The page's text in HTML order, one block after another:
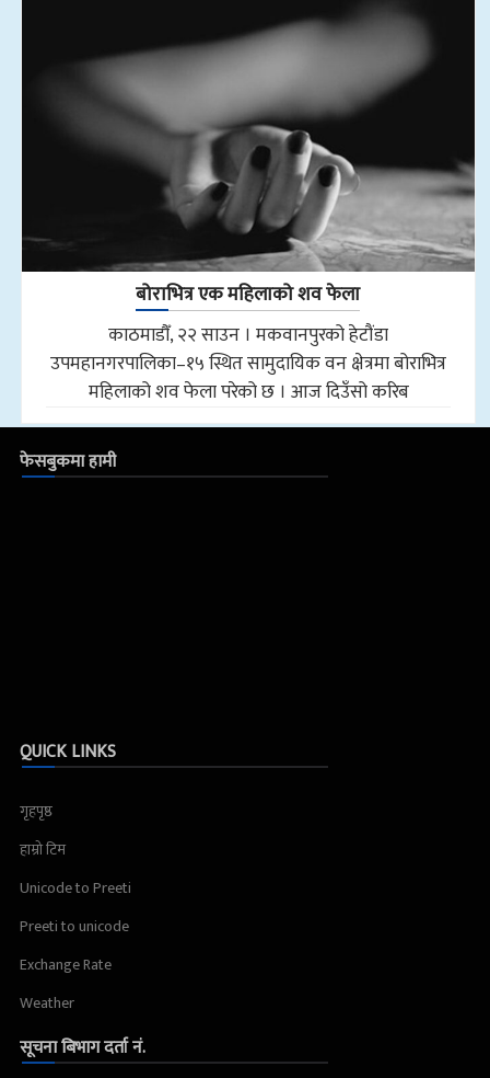
बोराभित्र एक महिलाको शव फेला
काठमाडौँ, २२ साउन । मकवानपुरको हेटौंडा
उपमहानगरपालिका–१५ स्थित सामुदायिक वन क्षेत्रमा बोराभित्र
महिलाको शव फेला परेको छ । आज दिउँसो करिब
फेसबुकमा हामी
QUICK LINKS
गृहपृष्ठ
हाम्रो टिम
Unicode to Preeti
Preeti to unicode
Exchange Rate
Weather
सूचना बिभाग दर्ता नं.